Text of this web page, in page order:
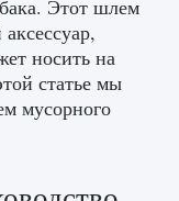
Clans
Этот шлем
носить на
статье мы
мусорного